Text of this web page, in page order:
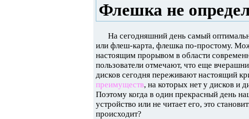
Флешка не
На сегодняшний день самый
или флеш-карта, флешка по-простому.
настоящим прорывом в области
пользователи отмечают, что еще
дисков сегодня переживают настоящий
преимуществ, на которых нет у дисков и
Поэтому когда в один прекрасный день
устройство или не читает его, это
происходит?